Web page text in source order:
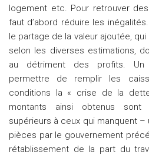
logement etc. Pour retrouver
faut d’abord réduire les
le partage de la valeur ajoutée,
selon les diverses estimations,
au détriment des profits. Un
permettre de remplir les
conditions la « crise de la
montants ainsi obtenus sont
supérieurs à ceux qui manquent
pièces par le gouvernement
rétablissement de la part du